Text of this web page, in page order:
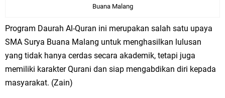
Buana Malang
Program Daurah Al-Quran ini merupakan salah satu upaya
SMA Surya Buana Malang untuk menghasilkan lulusan
yang tidak hanya cerdas secara akademik, tetapi juga
memiliki karakter Qurani dan siap mengabdikan diri kepada
masyarakat. (Zain)